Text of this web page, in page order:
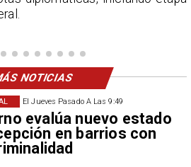
El Jueves Pasado A Las 9:49
evalúa nuevo estado
en barrios con
de feria', expresión utilizada
NOTICIAS